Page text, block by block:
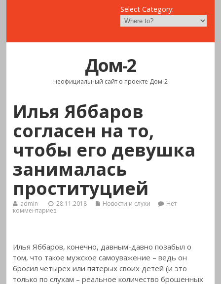
Select Category:
Дом-2
неофициальный сайт о проекте Дом-2
Илья Яббаров
согласен на то,
чтобы его девушка
занималась
проституцией
admin 28.11.2018 Новости и слухи
Нет
комментариев
Илья Яббаров, конечно, давным-давно позабыл о
том, что такое мужское самоуважение – ведь он
бросил четырех или пятерых своих детей (и это
только по слухам – реальное количество брошенных